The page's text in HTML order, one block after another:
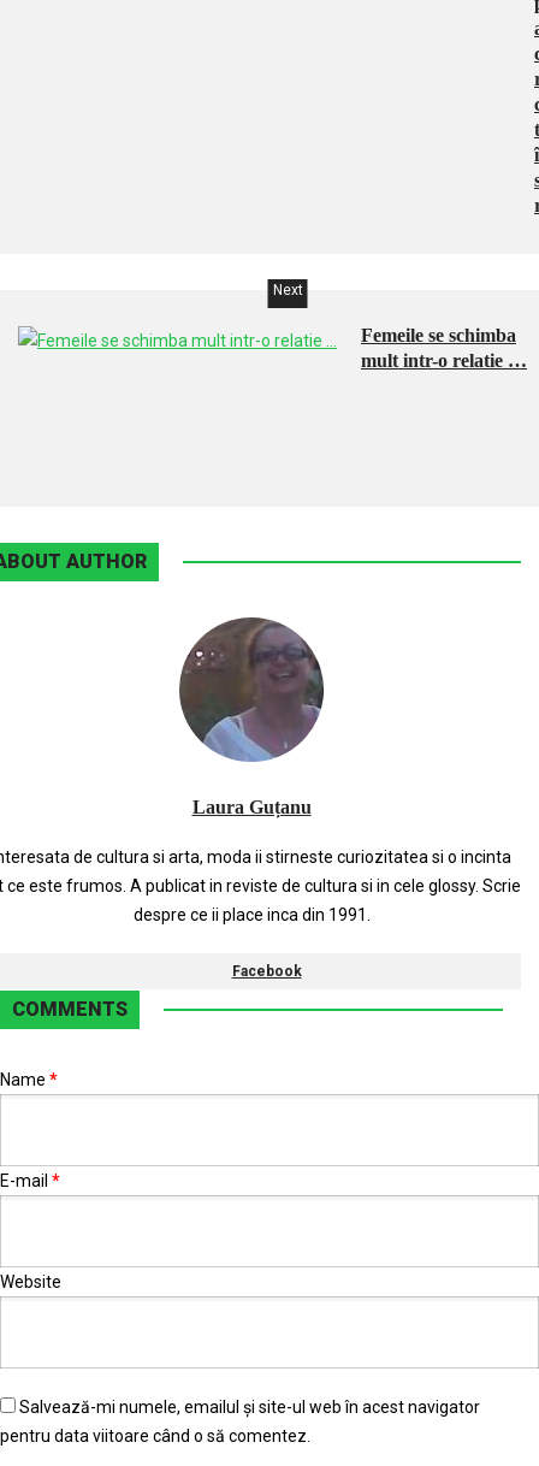
Next
Femeile se schimba
mult intr-o relatie …
AUTHOR
Laura Guțanu
de cultura si arta, moda ii stirneste curiozitatea si o incinta
ce este frumos. A publicat in reviste de cultura si in cele glossy. Scrie
despre ce ii place inca din 1991.
Facebook
COMMENTS
Name *
E-mail *
Website
Salvează-mi numele, emailul și site-ul web în acest navigator
pentru data viitoare când o să comentez.